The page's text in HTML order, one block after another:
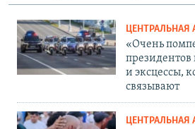
ЦЕНТРАЛЬНАЯ
«Очень
президентов
и эксцессы,
связывают
ЦЕНТРАЛЬНАЯ